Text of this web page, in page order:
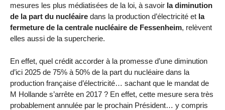
mesures les plus médiatisées de la loi, à savoir la diminution
de la part du nucléaire dans la production d’électricité et la
fermeture de la centrale nucléaire de Fessenheim, relèvent
elles aussi de la supercherie.
En effet, quel crédit accorder à la promesse d’une diminution
d’ici 2025 de 75% à 50% de la part du nucléaire dans la
production française d’électricité… sachant que le mandat de
M Hollande s’arrête en 2017 ? En effet, cette mesure sera très
probablement annulée par le prochain Président… y compris